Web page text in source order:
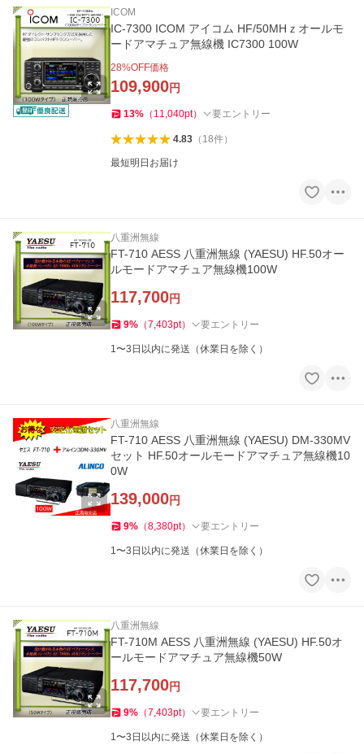
ICOM
IC-7300 ICOM アイコム HF/50MHｚオールモ
ードアマチュア無線機 IC7300 100W
28%OFF価格
109,900円
13% （ 11,040pt） 要エントリー
4.83（ 18件）
最短明日お届け
八重洲無線
FT-710 AESS 八重洲無線 (YAESU) HF.50オー
ルモードアマチュア無線機100W
117,700円
9% （7,403pt） 要エントリー
1〜3日以内に発送（休業日を除く）
八重洲無線
FT-710 AESS 八重洲無線 (YAESU) DM-330MV
セット HF.50オールモードアマチュア無線機10
0W
139,000円
9% （8,380pt） 要エントリー
1〜3日以内に発送（休業日を除く）
八重洲無線
FT-710M AESS 八重洲無線 (YAESU) HF.50オ
ールモードアマチュア無線機50W
117,700円
9% （7,403pt） 要エントリー
1〜3日以内に発送（休業日を除く）